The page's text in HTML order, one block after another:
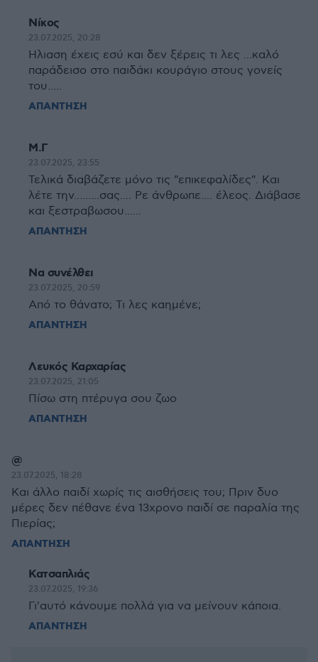
Νίκος
23.07.2025, 20:28
Ηλιαση έχεις εσύ και δεν ξέρεις τι λες ...καλό
παράδεισο στο παιδάκι κουράγιο στους γονείς
του.....
ΑΠΑΝΤΗΣΗ
Μ.Γ
23.07.2025, 23:55
Τελικά διαβάζετε μόνο τις "επικεφαλίδες". Και
λέτε την.........σας.... Ρε άνθρωπε.... έλεος. Διάβασε
και ξεστραβωσου......
ΑΠΑΝΤΗΣΗ
Να συνέλθει
23.07.2025, 20:59
Από το θάνατο; Τι λες καημένε;
ΑΠΑΝΤΗΣΗ
Λευκός Καρχαρίας
23.07.2025, 21:05
Πίσω στη πτέρυγα σου ζωο
ΑΠΑΝΤΗΣΗ
@
23.07.2025, 18:28
Και άλλο παιδί χωρίς τις αισθήσεις του; Πριν δυο
μέρες δεν πέθανε ένα 13χρονο παιδί σε παραλία της
Πιερίας;
ΑΠΑΝΤΗΣΗ
Κατσαπλιάς
23.07.2025, 19:36
Γι'αυτό κάνουμε πολλά για να μείνουν κάποια.
ΑΠΑΝΤΗΣΗ